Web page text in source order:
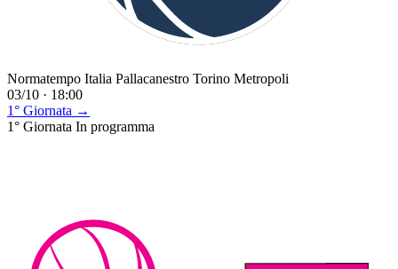
Normatempo Italia Pallacanestro Torino Metropoli
03/10 · 18:00
1° Giornata →
1° Giornata In programma